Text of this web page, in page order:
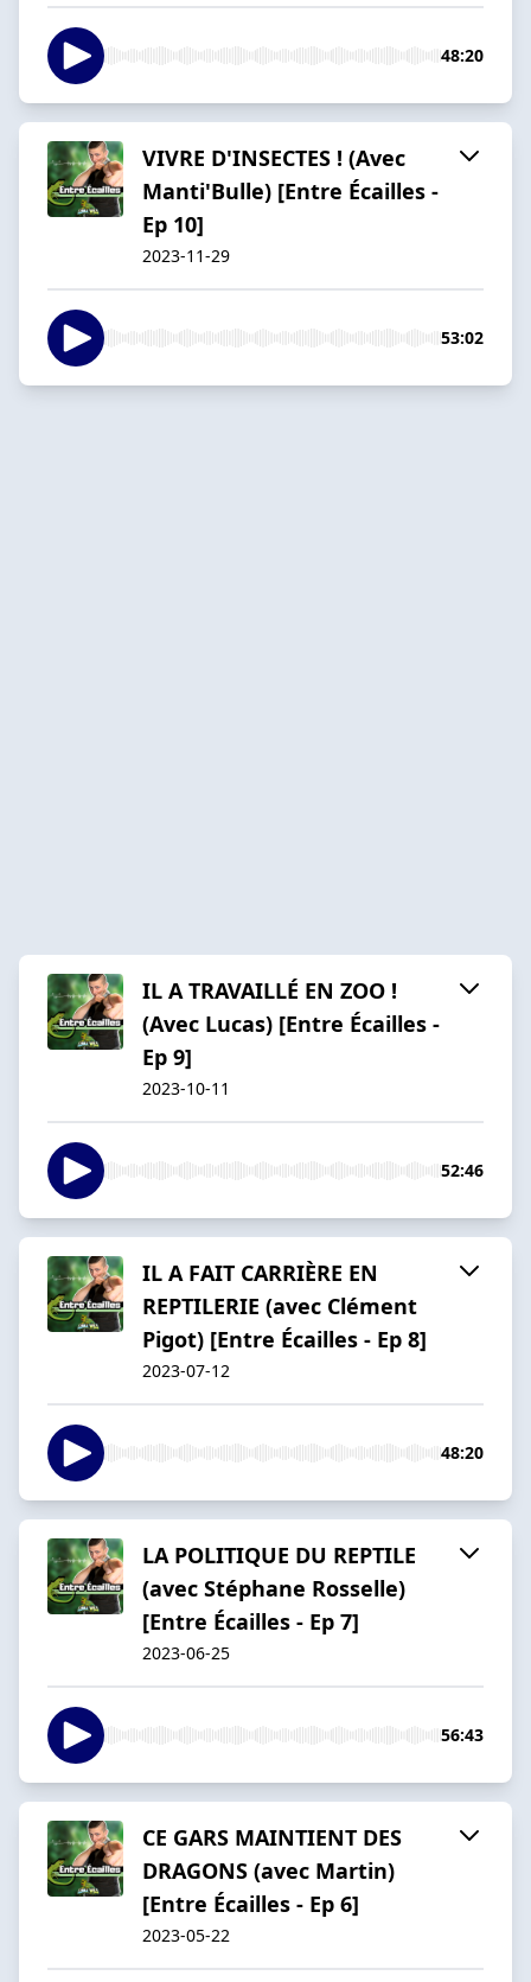
48:20
VIVRE D'INSECTES ! (Avec
Manti'Bulle) [Entre Écailles -
Ep 10]
2023-11-29
53:02
IL A TRAVAILLÉ EN ZOO !
(Avec Lucas) [Entre Écailles -
Ep 9]
2023-10-11
52:46
IL A FAIT CARRIÈRE EN
REPTILERIE (avec Clément
Pigot) [Entre Écailles - Ep 8]
2023-07-12
48:20
LA POLITIQUE DU REPTILE
(avec Stéphane Rosselle)
[Entre Écailles - Ep 7]
2023-06-25
56:43
CE GARS MAINTIENT DES
DRAGONS (avec Martin)
[Entre Écailles - Ep 6]
2023-05-22